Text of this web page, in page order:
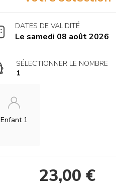
DATES DE VALIDITÉ
Le samedi 08 août 2026
SÉLECTIONNER LE NOMBRE
1
Enfant 1
23,00 €